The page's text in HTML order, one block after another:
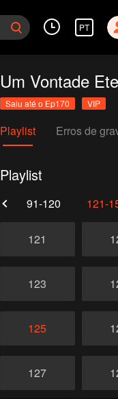
PT
Um Vontade
Saiu até o Ep170 VIP
Playlist Erros de
Playlist
91-120 121-
121
123
125
127